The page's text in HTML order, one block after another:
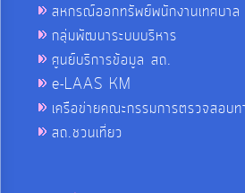
สหกรณ์ออกทรัพย์พนักงานเทศบาล
กลุ่มพัฒนาระบบบริหาร
ศูนย์บริการข้อมูล สถ.
e-LAAS KM
เครือข่ายคณะกรรมการตรวจสอบท
สถ.ชวนเที่ยว